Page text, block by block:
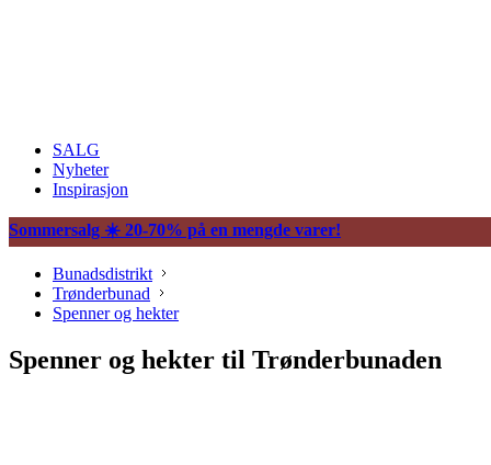
SALG
Nyheter
Inspirasjon
Sommersalg ☀️ 20-70% på en mengde varer!
Bunadsdistrikt
Trønderbunad
Spenner og hekter
Spenner og hekter til Trønderbunaden